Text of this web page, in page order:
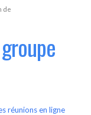
de
réunions en ligne